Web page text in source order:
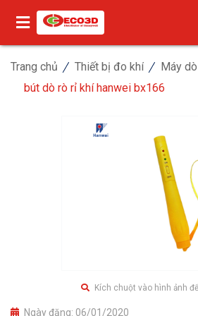
Trang chủ Thiết bị đo khí
Máy
bút dò rò rỉ khí hanwei bx166
Kích chuột vào hình ảnh
Ngày đăng: 06/01/2020